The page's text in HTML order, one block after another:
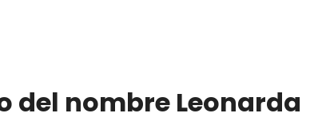
del nombre Leonarda